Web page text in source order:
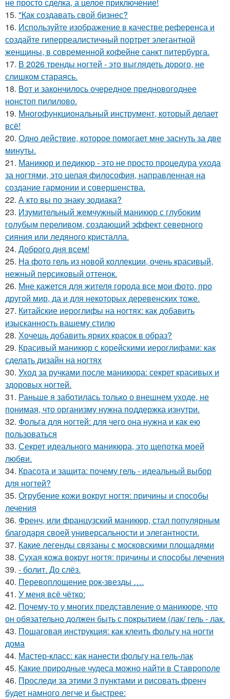
15. "Как создавать свой бизнес?
16. Используйте изображение в качестве референса и
создайте гиперреалистичный портрет элегантной
женщины, в современной кофейне санкт питербурга.
17. В 2026 тренды ногтей - это выглядеть дорого, не
слишком стараясь.
18. Вот и закончилось очередное предновогоднее
нонстоп пилилово.
19. Многофункциональный инструмент, который делает
всё!
20. Одно действие, которое помогает мне заснуть за две
минуты.
21. Маникюр и педикюр - это не просто процедура ухода
за ногтями, это целая философия, направленная на
создание гармонии и совершенства.
22. А кто вы по знаку зодиака?
23. Изумительный жемчужный маникюр с глубоким
голубым переливом, создающий эффект северного
сияния или ледяного кристалла.
24. Доброго дня всем!
25. На фото гель из новой коллекции, очень красивый,
нежный персиковый оттенок.
26. Мне кажется для жителя города все мои фото, про
другой мир, да и для некоторых деревенских тоже.
27. Китайские иероглифы на ногтях: как добавить
изысканность вашему стилю
28. Хочешь добавить ярких красок в образ?
29. Красивый маникюр с корейскими иероглифами: как
сделать дизайн на ногтях
30. Уход за ручками после маникюра: секрет красивых и
здоровых ногтей.
31. Раньше я заботилась только о внешнем уходе, не
понимая, что организму нужна поддержка изнутри.
32. Фольга для ногтей: для чего она нужна и как ею
пользоваться
33. Секрет идеального маникюра, это щепотка моей
любви.
34. Красота и защита: почему гель - идеальный выбор
для ногтей?
35. Огрубение кожи вокруг ногтя: причины и способы
лечения
36. Френч, или французский маникюр, стал популярным
благодаря своей универсальности и элегантности.
37. Какие легенды связаны с московскими площадями
38. Сухая кожа вокруг ногтя: причины и способы лечения
39. - болит. До слёз.
40. Перевоплощение рок-звезды ….
41. У меня всё чётко:
42. Почему-то у многих представление о маникюре, что
он обязательно должен быть с покрытием (лак/ гель - лак.
43. Пошаговая инструкция: как клеить фольгу на ногти
дома
44. Мастер-класс: как нанести фольгу на гель-лак
45. Какие природные чудеса можно найти в Ставрополе
46. Проследи за этими 3 пунктами и рисовать френч
будет намного легче и быстрее: